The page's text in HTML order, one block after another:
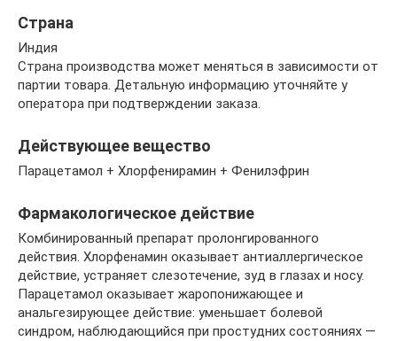
Страна
Индия
Страна производства может меняться в зависимости от
партии товара. Детальную информацию уточняйте у
оператора при подтверждении заказа.
Действующее вещество
Парацетамол + Хлорфенирамин + Фенилэфрин
Фармакологическое действие
Комбинированный препарат пролонгированного
действия. Хлорфенамин оказывает антиаллергическое
действие, устраняет слезотечение, зуд в глазах и носу.
Парацетамол оказывает жаропонижающее и
анальгезирующее действие: уменьшает болевой
синдром, наблюдающийся при простудних состояниях —